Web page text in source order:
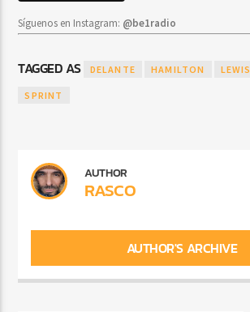
Síguenos en Instagram: @be1radio
TAGGED AS DELANTE HAMILTON LEWIS
SPRINT
AUTHOR
RASCO
AUTHOR'S ARCHIVE